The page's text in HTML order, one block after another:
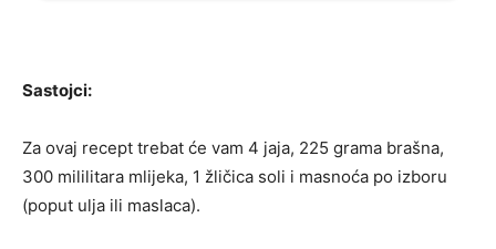
Sastojci:
Za ovaj recept trebat će vam 4 jaja, 225 grama brašna,
300 mililitara mlijeka, 1 žličica soli i masnoća po izboru
(poput ulja ili maslaca).